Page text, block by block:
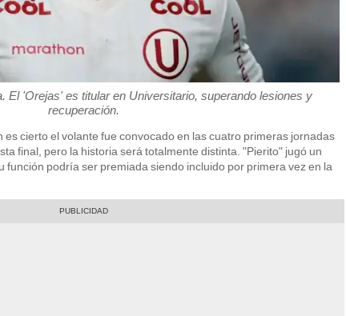
El 'Orejas' es titular en Universitario, superando lesiones y
recuperación.
es cierto el volante fue convocado en las cuatro primeras jornadas
final, pero la historia será totalmente distinta. "Pierito" jugó un
función podría ser premiada siendo incluido por primera vez en la